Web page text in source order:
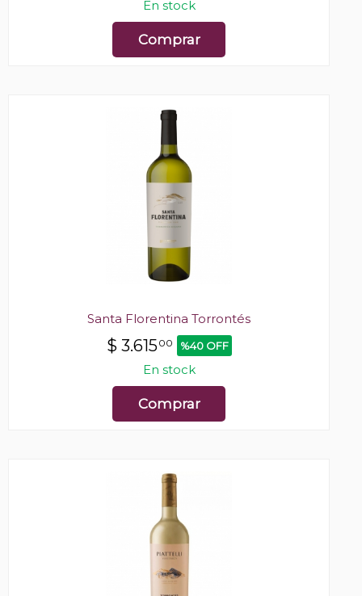
En stock
Comprar
Santa Florentina Torrontés
$ 3.61500 %40 OFF
En stock
Comprar